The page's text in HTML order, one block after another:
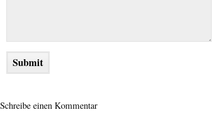
Schreibe einen Kommentar